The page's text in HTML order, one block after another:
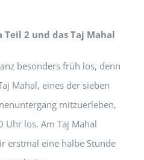
Teil 2 und das Taj Mahal
besonders früh los, denn
Mahal, eines der sieben
mitzuerleben,
los. Am Taj Mahal
erstmal eine halbe Stunde